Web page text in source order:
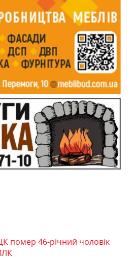
помер 46-річний чоловік